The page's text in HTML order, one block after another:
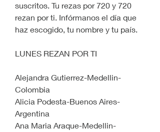
suscritos. Tu rezas por 720 y 720
rezan por ti. Infórmanos el día que
haz escogido, tu nombre y tu país.
LUNES REZAN POR TI
Alejandra Gutierrez-Medellin-
Colombia
Alicia Podesta-Buenos Aires-
Argentina
Ana Maria Araque-Medellin-